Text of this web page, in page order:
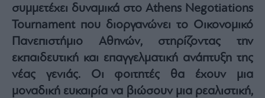
Life
&
Architecture
&
Design
συμμετέχει δυναμικά στο Athens Negotiations
Tournamentπου διοργανώνει το Οικονομικό
Πανεπιστήμιο Αθηνών, στηρίζοντας την
εκπαιδευτική και επαγγελματική ανάπτυξη της
νέας γενιάς. Οι φοιτητές θα έχουν μια
μοναδική ευκαιρία να βιώσουν μια ρεαλιστική,